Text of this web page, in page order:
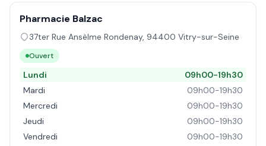
Pharmacie Balzac
37ter Rue Ansèlme Rondenay, 94400 Vitry-sur-Seine
Ouvert
Lundi
09h00-19h30
Mardi
09h00-19h30
Mercredi
09h00-19h30
Jeudi
09h00-19h30
Vendredi
09h00-19h30